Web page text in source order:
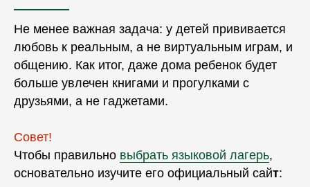
Не менее важная задача: у детей прививается
любовь к реальным, а не виртуальным играм, и
общению. Как итог, даже дома ребенок будет
больше увлечен книгами и прогулками с
друзьями, а не гаджетами.
Совет!
Чтобы правильно выбрать языковой лагерь,
основательно изучите его официальный сайт: